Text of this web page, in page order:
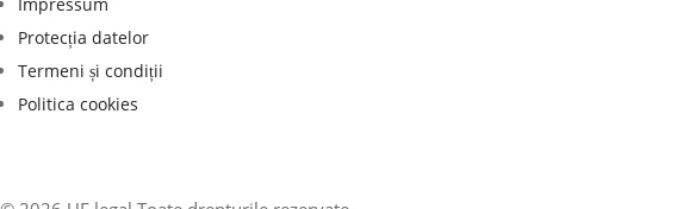
Protecția datelor
Termeni și condiții
Politica cookies